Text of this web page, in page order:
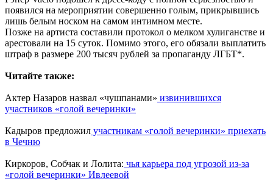
появился на мероприятии совершенно голым, прикрывшись
лишь белым носком на самом интимном месте.
Позже на артиста составили протокол о мелком хулиганстве и
арестовали на 15 суток. Помимо этого, его обязали выплатить
штраф в размере 200 тысяч рублей за пропаганду ЛГБТ*.
Читайте также:
Актер Назаров назвал «чушпанами» извинившихся
участников «голой вечеринки»
Кадыров предложил участникам «голой вечеринки» приехать
в Чечню
Киркоров, Собчак и Лолита: чья карьера под угрозой из-за
«голой вечеринки» Ивлеевой